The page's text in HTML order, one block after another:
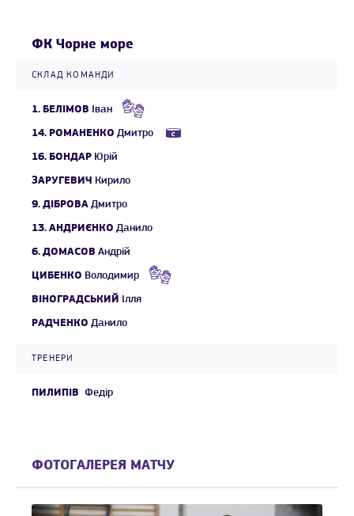
ФК Чорне море
СКЛАД КОМАНДИ
1. БЕЛІМОВ Іван
14. РОМАНЕНКО Дмитро
16. БОНДАР Юрій
ЗАРУГЕВИЧ Кирило
9. ДІБРОВА Дмитро
13. АНДРИЄНКО Данило
6. ДОМАСОВ Андрій
ЦИБЕНКО Володимир
ВІНОГРАДСЬКИЙ Ілля
РАДЧЕНКО Данило
ТРЕНЕРИ
ПИЛИПІВ Федір
ФОТОГАЛЕРЕЯ МАТЧУ